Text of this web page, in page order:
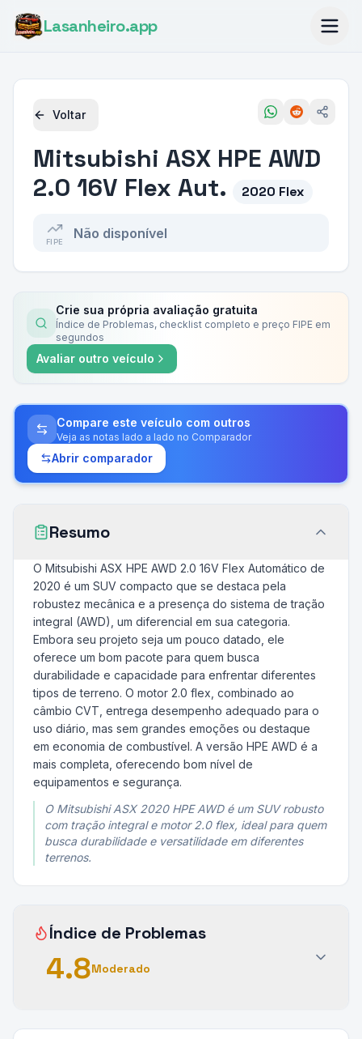
Lasanheiro.app
Voltar
Mitsubishi ASX HPE AWD
2.0 16V Flex Aut.
2020 Flex
FIPE
Não disponível
Crie sua própria avaliação gratuita
Índice de Problemas, checklist completo e preço FIPE em
segundos
Avaliar outro veículo
Compare este veículo com outros
Veja as notas lado a lado no Comparador
Abrir comparador
Resumo
O Mitsubishi ASX HPE AWD 2.0 16V Flex Automático de
2020 é um SUV compacto que se destaca pela
robustez mecânica e a presença do sistema de tração
integral (AWD), um diferencial em sua categoria.
Embora seu projeto seja um pouco datado, ele
oferece um bom pacote para quem busca
durabilidade e capacidade para enfrentar diferentes
tipos de terreno. O motor 2.0 flex, combinado ao
câmbio CVT, entrega desempenho adequado para o
uso diário, mas sem grandes emoções ou destaque
em economia de combustível. A versão HPE AWD é a
mais completa, oferecendo bom nível de
equipamentos e segurança.
O Mitsubishi ASX 2020 HPE AWD é um SUV robusto
com tração integral e motor 2.0 flex, ideal para quem
busca durabilidade e versatilidade em diferentes
terrenos.
Índice de Problemas
4.8Moderado